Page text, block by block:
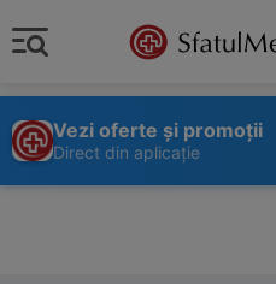
Vezi oferte și promoții
Direct din aplicație